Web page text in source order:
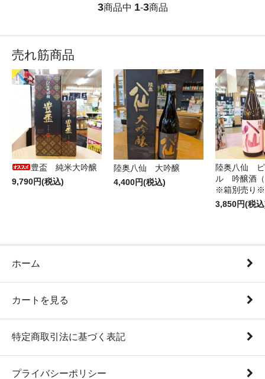
3商品中 1-3商品
売れ筋商品
豊盃 純米大吟醸
9,790円(税込)
陸奥八仙 大吟醸
4,400円(税込)
陸奥八仙 ピ
ル 吟醸酒（
※箱別売り※
3,850円(税
ホーム
カートを見る
特定商取引法に基づく表記
プライバシーポリシー